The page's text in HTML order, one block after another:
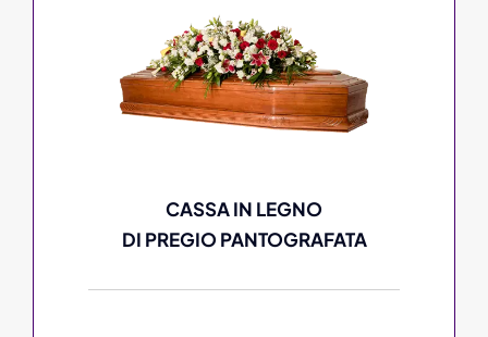
CASSA IN LEGNO
DI PREGIO PANTOGRAFATA